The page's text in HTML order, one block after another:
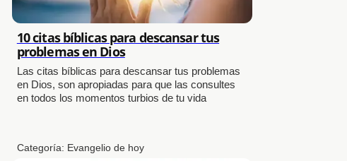
10 citas bíblicas para descansar tus
problemas en Dios
Las citas bíblicas para descansar tus problemas
en Dios, son apropiadas para que las consultes
en todos los momentos turbios de tu vida
Categoría: Evangelio de hoy